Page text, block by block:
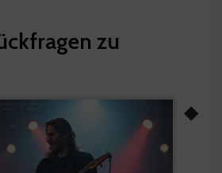
zu
◆